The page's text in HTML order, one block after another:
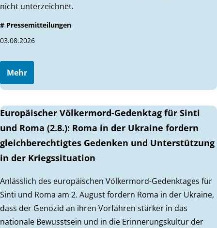
nicht unterzeichnet.
# Pressemitteilungen
03.08.2026
Mehr
Europäischer Völkermord-Gedenktag für Sinti
und Roma (2.8.): Roma in der Ukraine fordern
gleichberechtigtes Gedenken und Unterstützung
in der Kriegssituation
Anlässlich des europäischen Völkermord-Gedenktages für
Sinti und Roma am 2. August fordern Roma in der Ukraine,
dass der Genozid an ihren Vorfahren stärker in das
nationale Bewusstsein und in die Erinnerungskultur der